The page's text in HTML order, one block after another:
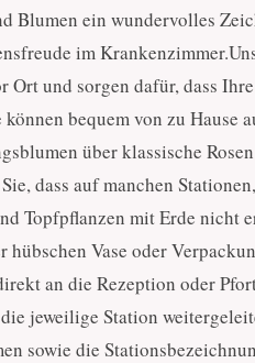
Blumen ein wundervolles
im
Ort und sorgen dafür, dass
bequem von zu Hause
über klassische
dass auf manchen
Topfpflanzen mit Erde nicht
Vase oder
an die Rezeption oder
jeweilige Station
sowie die